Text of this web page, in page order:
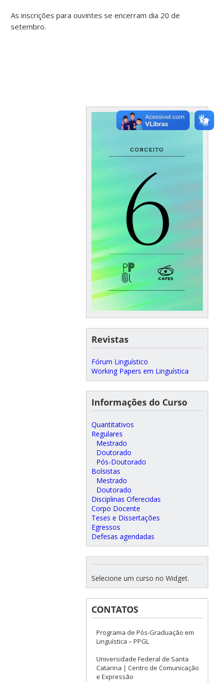
As inscrições para ouvintes se encerram dia 20 de
setembro.
Revistas
Fórum Linguístico
Working Papers em Linguística
Informações do Curso
Quantitativos
Regulares
Mestrado
Doutorado
Pós-Doutorado
Bolsistas
Mestrado
Doutorado
Disciplinas Oferecidas
Corpo Docente
Teses e Dissertações
Egressos
Defesas agendadas
Selecione um curso no Widget.
CONTATOS
Programa de Pós-Graduação em
Linguística – PPGL
Universidade Federal de Santa
Catarina | Centro de Comunicação
e Expressão